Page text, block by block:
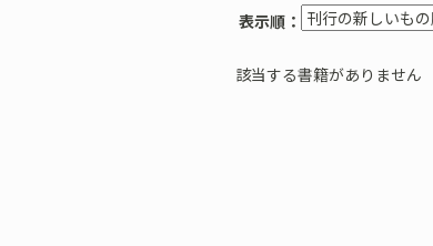
表示順：
該当する書籍がありません